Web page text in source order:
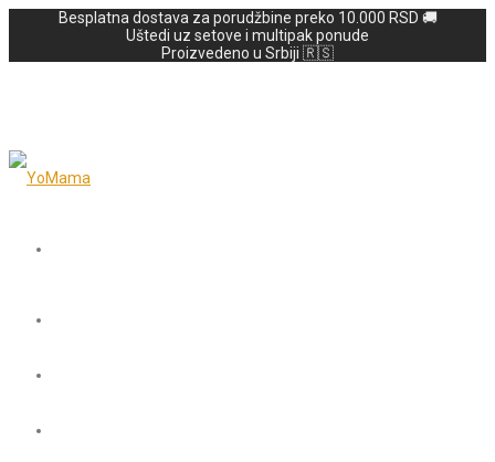
Besplatna dostava za porudžbine preko 10.000 RSD 🚚
Uštedi uz setove i multipak ponude
Proizvedeno u Srbiji 🇷🇸